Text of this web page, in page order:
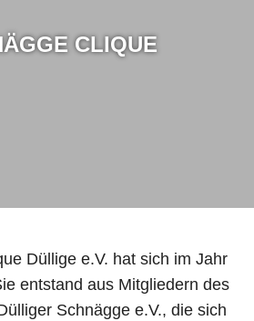
CLIQUE
Düllige e.V. hat sich im Jahr
entstand aus Mitgliedern des
Schnägge e.V., die sich